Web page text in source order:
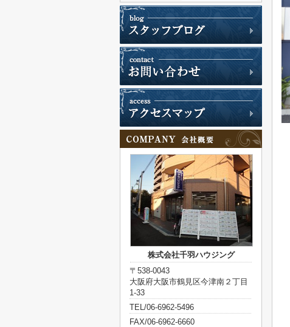
株式会社千羽ハウジング
〒538-0043
大阪府大阪市鶴見区今津南２丁目
1-33
TEL/06-6962-5496
FAX/06-6962-6660